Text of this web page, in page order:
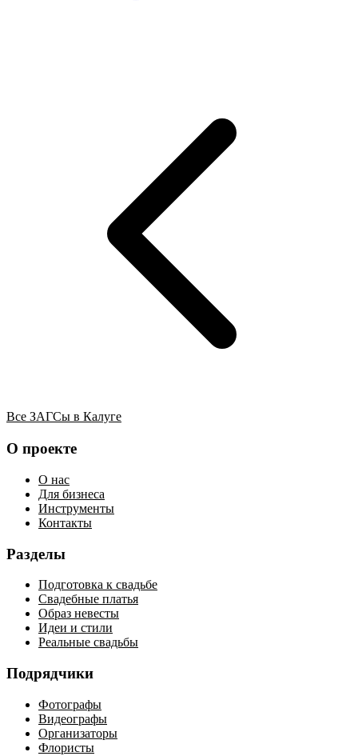
Все ЗАГСы в Калуге
О проекте
О нас
Для бизнеса
Инструменты
Контакты
Разделы
Подготовка к свадьбе
Свадебные платья
Образ невесты
Идеи и стили
Реальные свадьбы
Подрядчики
Фотографы
Видеографы
Организаторы
Флористы